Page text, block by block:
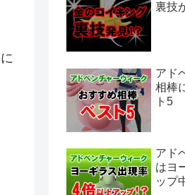
裏技
アド
相棒
ト5
アド
はヨ
ップ